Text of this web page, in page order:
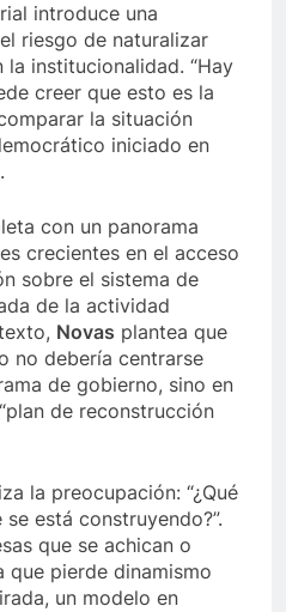
introduce una
riesgo de naturalizar
institucionalidad. “Hay
creer que esto es la
la situación
iniciado en
.
con un panorama
crecientes en el acceso
sobre el sistema de
de la actividad
Novas plantea que
no debería centrarse
de gobierno, sino en
de reconstrucción
la preocupación: “¿Qué
está construyendo?”.
que se achican o
que pierde dinamismo
un modelo en